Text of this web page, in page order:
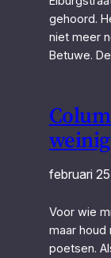
gehoord.
niet meer
Betuwe.
februari
Voor wie
maar houd
poetsen.